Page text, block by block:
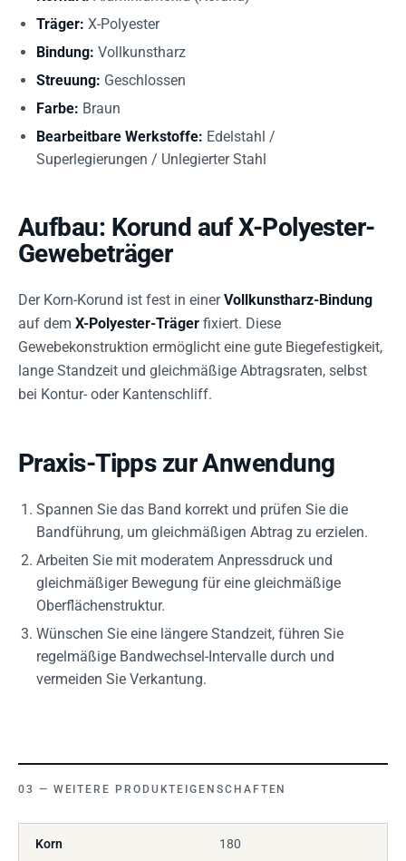
Träger: X-Polyester
Bindung: Vollkunstharz
Streuung: Geschlossen
Farbe: Braun
Bearbeitbare Werkstoffe: Edelstahl /
Superlegierungen / Unlegierter Stahl
Aufbau: Korund auf X-Polyester-
Gewebeträger
Der Korn-Korund ist fest in einerVollkunstharz-Bindung
auf dem X-Polyester-Träger fixiert. Diese
Gewebekonstruktion ermöglicht eine gute Biegefestigkeit,
lange Standzeit und gleichmäßige Abtragsraten, selbst
bei Kontur- oder Kantenschliff.
Praxis-Tipps zur Anwendung
Spannen Sie das Band korrekt und prüfen Sie die
Bandführung, um gleichmäßigen Abtrag zu erzielen.
Arbeiten Sie mit moderatem Anpressdruck und
gleichmäßiger Bewegung für eine gleichmäßige
Oberflächenstruktur.
Wünschen Sie eine längere Standzeit, führen Sie
regelmäßige Bandwechsel-Intervalle durch und
vermeiden Sie Verkantung.
WEITERE PRODUKTEIGENSCHAFTEN
Korn 180